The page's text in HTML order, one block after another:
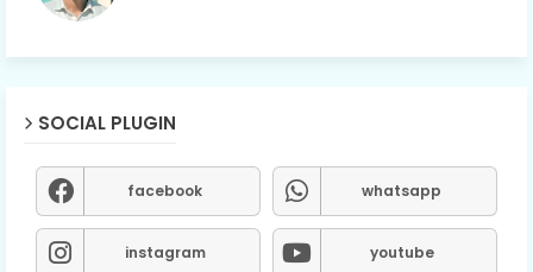
SOCIAL PLUGIN
facebook whatsapp
instagram youtube